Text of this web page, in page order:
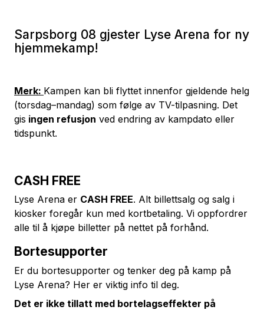
Sarpsborg 08 gjester Lyse Arena for ny
hjemmekamp!
Merk: Kampen kan bli flyttet innenfor gjeldende helg
(torsdag–mandag) som følge av TV-tilpasning. Det
gis ingen refusjon ved endring av kampdato eller
tidspunkt.
CASH FREE
Lyse Arena er CASH FREE. Alt billettsalg og salg i
kiosker foregår kun med kortbetaling. Vi oppfordrer
alle til å kjøpe billetter på nettet på forhånd.
Bortesupporter
Er du bortesupporter og tenker deg på kamp på
Lyse Arena? Her er viktig info til deg.
Det er ikke tillatt med bortelagseffekter på